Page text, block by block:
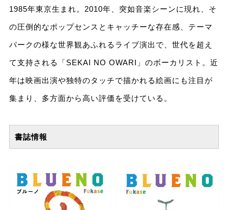
1985年東京生まれ。2010年、突如音楽シーンに現れ、そ
の圧倒的なポップセンスとキャッチーな存在感、テーマ
パークの様な世界観あふれるライブ演出で、世代を超え
て支持される「SEKAI NO OWARI」のボーカリスト。近
年は映画出演や独特のタッチで描かれる絵画にも注目が
集まり、多方面から高い評価を受けている。
書誌情報